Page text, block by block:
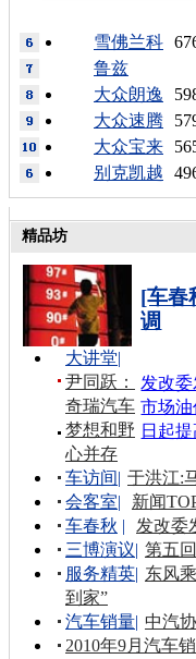
雪佛兰科
鲁兹
大众朗逸
大众速腾
大众宝来
别克凯越
精品坊
[车春
调
发改
市场
日起
大讲堂|
尹同跃：
奇瑞汽车
梦想和野
心并存
车访间| 于洪江:
会客室|
新闻
车春秋 |
发改委
三博演议| 第五
服务精英| 东风
到家”
汽车销量| 中汽
2010年9月汽车